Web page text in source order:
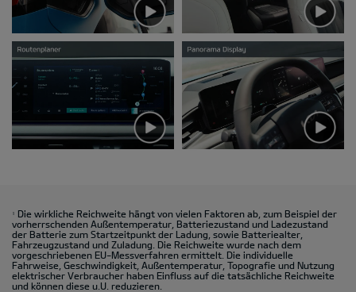
1
Die wirkliche Reichweite hängt von vielen Faktoren ab, zum Beispiel der
vorherrschenden Außentemperatur, Batteriezustand und Ladezustand
der Batterie zum Startzeitpunkt der Ladung, sowie Batteriealter,
Fahrzeugzustand und Zuladung. Die Reichweite wurde nach dem
vorgeschriebenen EU-Messverfahren ermittelt. Die individuelle
Fahrweise, Geschwindigkeit, Außentemperatur, Topografie und Nutzung
elektrischer Verbraucher haben Einfluss auf die tatsächliche Reichweite
und können diese u.U. reduzieren.